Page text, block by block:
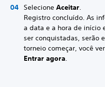
Selecione Aceitar.
Registro concluído. As
a data e a hora de início
ser conquistadas, serão
torneio começar, você
Entrar agora.